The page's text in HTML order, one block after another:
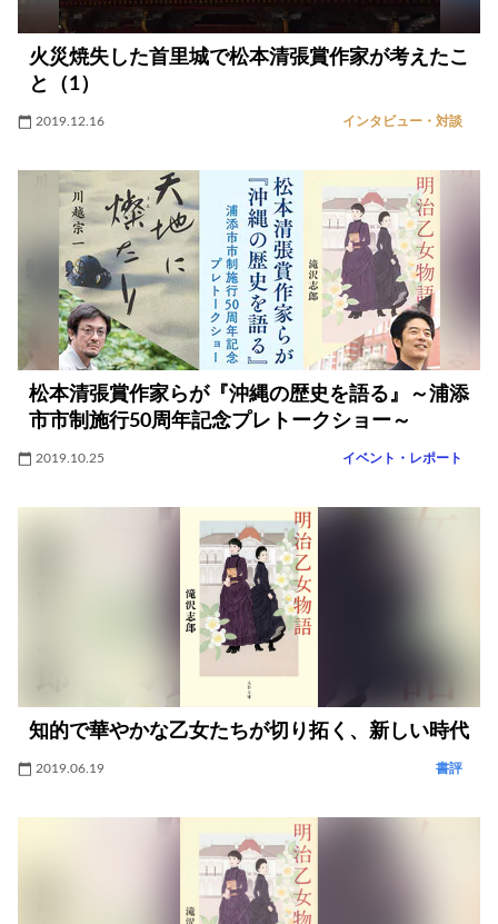
火災焼失した首里城で松本清張賞作家が考えたこ
と（1）
2019.12.16 インタビュー・対談
松本清張賞作家らが『沖縄の歴史を語る』～浦添
市市制施行50周年記念プレトークショー～
2019.10.25 イベント・レポート
知的で華やかな乙女たちが切り拓く、新しい時代
2019.06.19 書評